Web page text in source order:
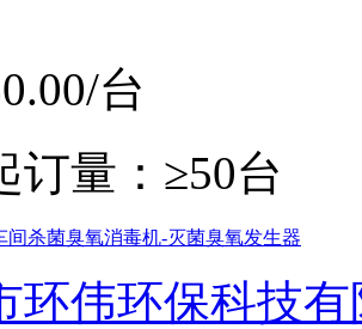
/台
订量： ≥50台
间杀菌臭氧消毒机-灭菌臭氧发生器
环伟环保科技